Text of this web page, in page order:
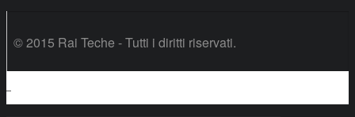
© 2015 Rai Teche - Tutti i diritti riservati.